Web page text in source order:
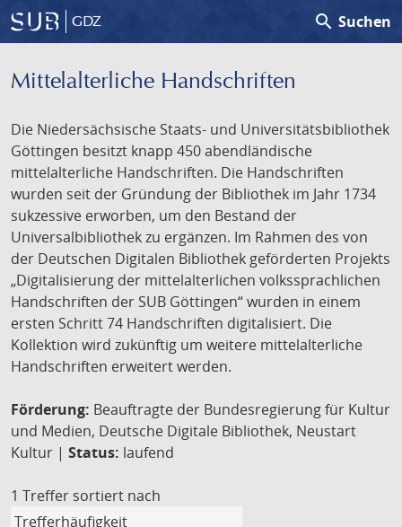
GDZ search Suchen
Mittelalterliche Handschriften
Die Niedersächsische Staats- und Universitätsbibliothek
Göttingen besitzt knapp 450 abendländische
mittelalterliche Handschriften. Die Handschriften
wurden seit der Gründung der Bibliothek im Jahr 1734
sukzessive erworben, um den Bestand der
Universalbibliothek zu ergänzen. Im Rahmen des von
der Deutschen Digitalen Bibliothek geförderten Projekts
„Digitalisierung der mittelalterlichen volkssprachlichen
Handschriften der SUB Göttingen“ wurden in einem
ersten Schritt 74 Handschriften digitalisiert. Die
Kollektion wird zukünftig um weitere mittelalterliche
Handschriften erweitert werden.
Förderung: Beauftragte der Bundesregierung für Kultur
und Medien, Deutsche Digitale Bibliothek, Neustart
Kultur | Status: laufend
1 Treffer sortiert nach